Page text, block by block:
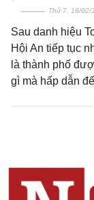
Thứ 7, 16/02/
Sau danh hiệu
Hội An tiếp tục
là thành phố
gì mà hấp dẫn